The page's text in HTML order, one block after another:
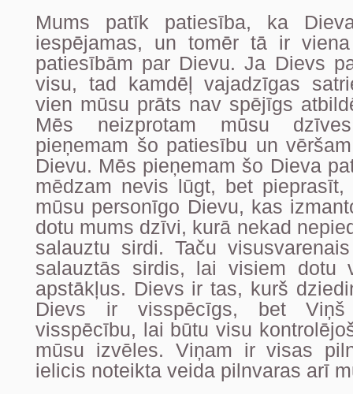
Mums patīk patiesība, ka
iespējamas, un tomēr tā ir
patiesībām par Dievu. Ja Dievs
visu, tad kamdēļ vajadzīgas
vien mūsu prāts nav spējīgs
Mēs neizprotam mūsu
pieņemam šo patiesību un
Dievu. Mēs pieņemam šo Dieva
mēdzam nevis lūgt, bet
mūsu personīgo Dievu, kas
dotu mums dzīvi, kurā nekad
salauztu sirdi. Taču
salauztās sirdis, lai visiem dotu
apstākļus. Dievs ir tas, kurš
Dievs ir visspēcīgs, bet Viņš
visspēcību, lai būtu visu
mūsu izvēles. Viņam ir visas
ielicis noteikta veida pilnvaras arī